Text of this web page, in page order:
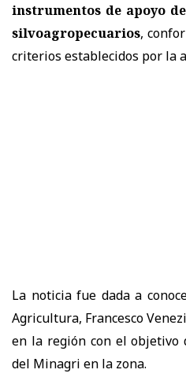
instrumentos de apoyo
silvoagropecuarios,
criterios establecidos por la
La noticia fue dada a
Agricultura, Francesco
en la región con el objetivo
del Minagri en la zona.